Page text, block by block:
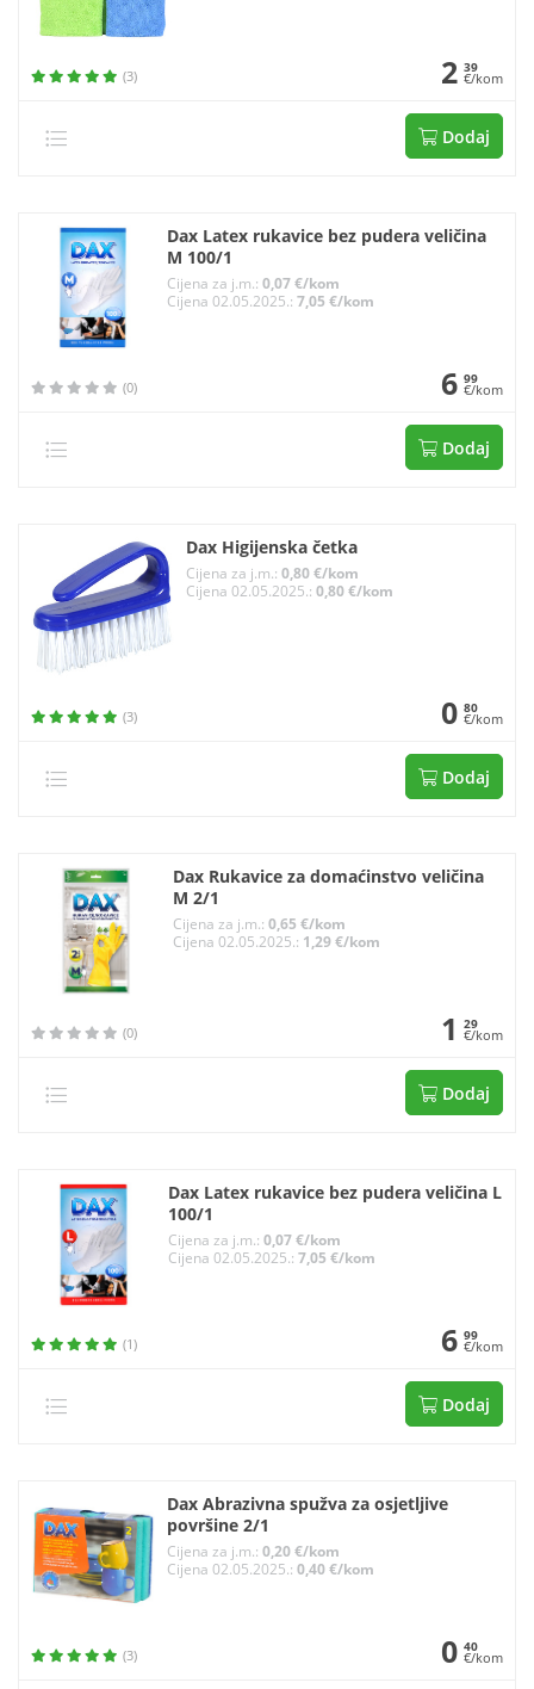
(3) 2 39
€/kom
Dodaj
Dax Latex rukavice bez pudera veličina
M 100/1
Cijena za j.m.: 0,07 €/kom
Cijena 02.05.2025.: 7,05 €/kom
(0) 6 99
€/kom
Dodaj
Dax Higijenska četka
Cijena za j.m.: 0,80 €/kom
Cijena 02.05.2025.: 0,80 €/kom
(3) 0 80
€/kom
Dodaj
Dax Rukavice za domaćinstvo veličina
M 2/1
Cijena za j.m.:0,65 €/kom
Cijena 02.05.2025.: 1,29 €/kom
(0) 1 29
€/kom
Dodaj
Dax Latex rukavice bez pudera veličina L
100/1
Cijena za j.m.: 0,07 €/kom
Cijena 02.05.2025.: 7,05 €/kom
(1) 6 99
€/kom
Dodaj
Dax Abrazivna spužva za osjetljive
površine 2/1
Cijena za j.m.: 0,20 €/kom
Cijena 02.05.2025.: 0,40 €/kom
(3) 0 40
€/kom